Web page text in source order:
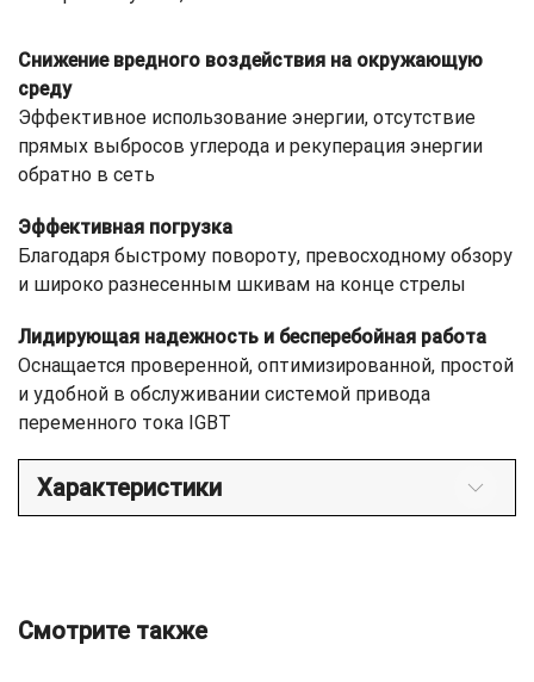
Снижение вредного воздействия на окружающую
среду
Эффективное использование энергии, отсутствие
прямых выбросов углерода и рекуперация энергии
обратно в сеть
Эффективная погрузка
Благодаря быстрому повороту, превосходному обзору
и широко разнесенным шкивам на конце стрелы
Лидирующая надежность и бесперебойная работа
Оснащается проверенной, оптимизированной, простой
и удобной в обслуживании системой привода
переменного тока IGBT
Характеристики
Смотрите также